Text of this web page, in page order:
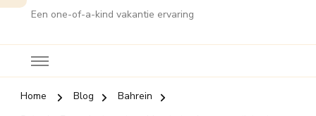
Een one-of-a-kind vakantie ervaring
Home Blog
Bahrein